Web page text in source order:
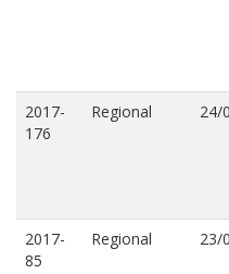
2017-
176
Regional 24/
2017-
85
Regional 23/